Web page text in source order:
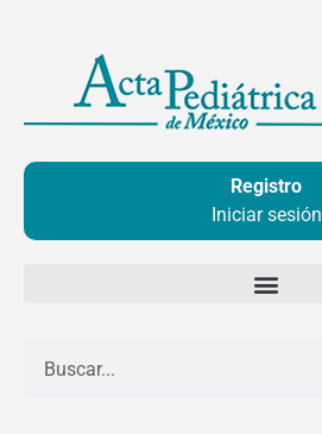
contenido
Registro
Iniciar sesión